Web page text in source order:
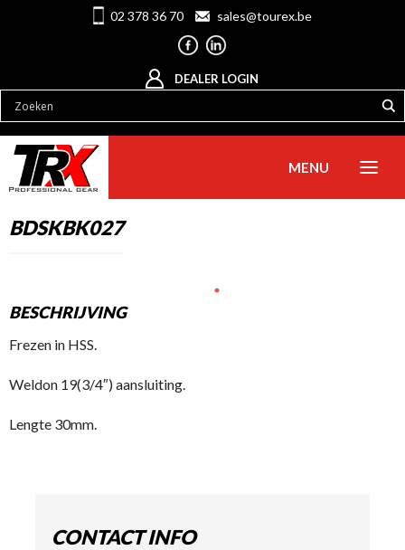
02 378 36 70 sales@tourex.be
DEALER LOGIN
MENU
BDSKBK027
BESCHRIJVING
Frezen in HSS.
Weldon 19(3/4″) aansluiting.
Lengte 30mm.
CONTACT INFO